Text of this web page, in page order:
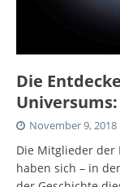
Die
November 9, 2018
Die Mitglieder der
haben sich – in